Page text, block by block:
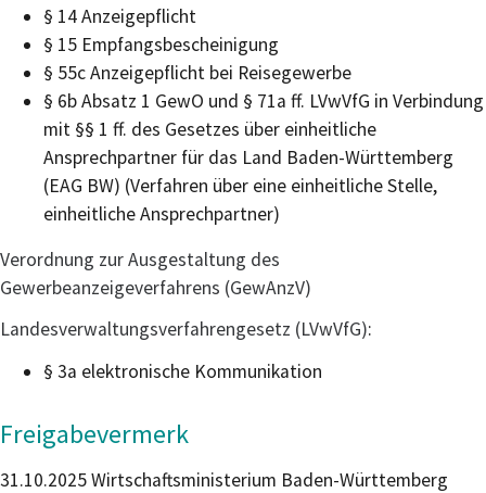
§ 14 Anzeigepflicht
§ 15 Empfangsbescheinigung
§ 55c Anzeigepflicht bei Reisegewerbe
§ 6b Absatz 1 GewO und § 71a ff. LVwVfG in Verbindung
mit §§ 1 ff. des Gesetzes über einheitliche
Ansprechpartner für das Land Baden-Württemberg
(EAG BW) (Verfahren über eine einheitliche Stelle,
einheitliche Ansprechpartner)
Verordnung zur Ausgestaltung des
Gewerbeanzeigeverfahrens (GewAnzV)
Landesverwaltungsverfahrengesetz (LVwVfG):
§ 3a elektronische Kommunikation
Freigabevermerk
31.10.2025 Wirtschaftsministerium Baden-Württemberg